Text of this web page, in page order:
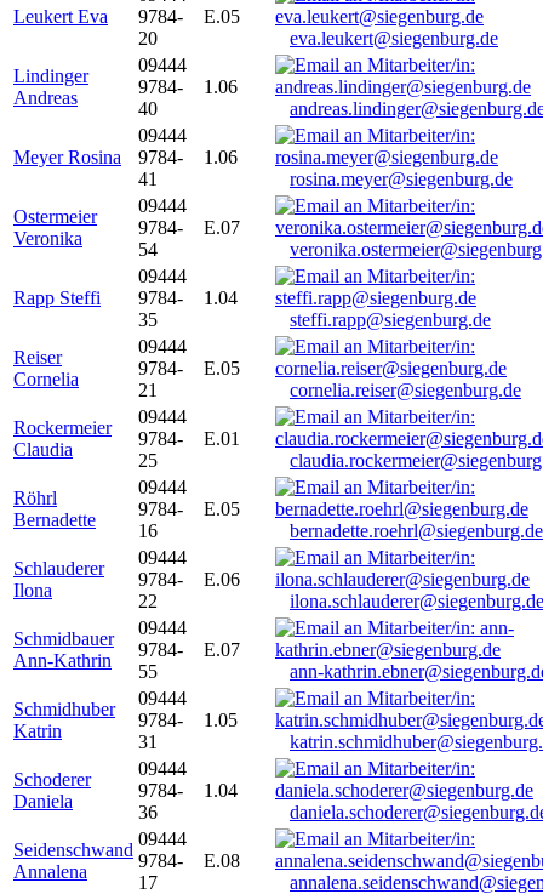
Leukert Eva
9784-
20
E.05
eva.leukert@siegenburg.de
Lindinger
Andreas
09444
9784-
40
1.06
Meyer Rosina
09444
9784-
41
1.06
rosina.meyer@siegenburg.de
Ostermeier
Veronika
09444
9784-
54
E.07
Rapp Steffi
09444
9784-
35
1.04
steffi.rapp@siegenburg.de
Reiser
Cornelia
09444
9784-
21
E.05
cornelia.reiser@siegenburg.de
Rockermeier
Claudia
09444
9784-
25
E.01
Röhrl
Bernadette
09444
9784-
16
E.05
bernadette.roehrl@siegenburg.de
Schlauderer
Ilona
09444
9784-
22
E.06
ilona.schlauderer@siegenburg.de
Schmidbauer
Ann-Kathrin
09444
9784-
55
E.07
ann-
Schmidhuber
Katrin
09444
9784-
31
1.05
Schoderer
Daniela
09444
9784-
36
1.04
Seidenschwand
Annalena
09444
9784-
17
E.08